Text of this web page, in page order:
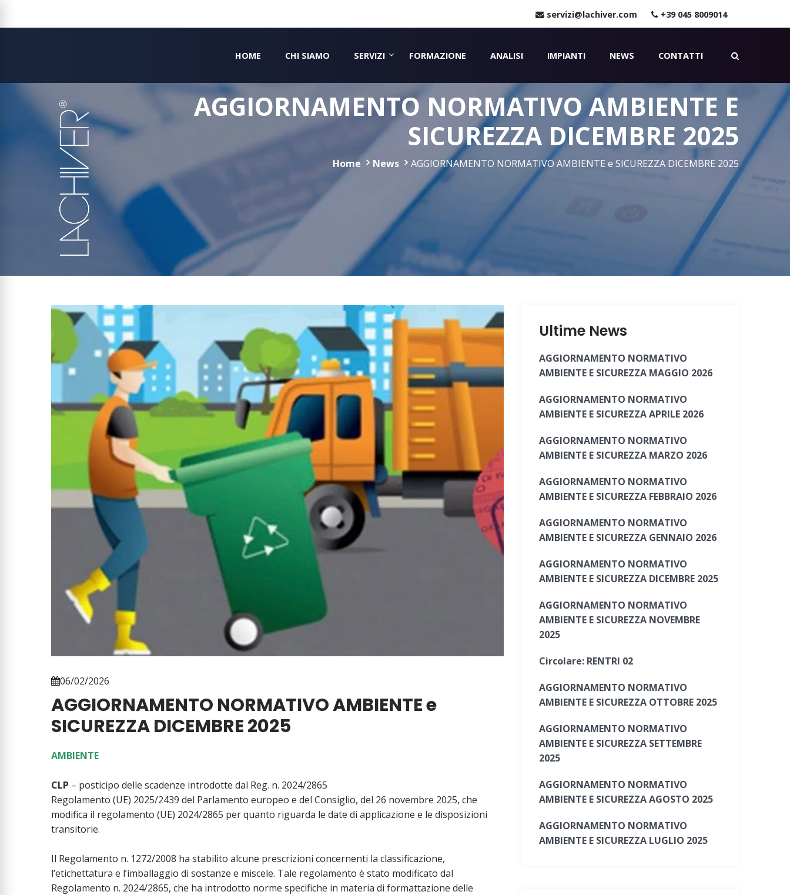
servizi@lachiver.com +39 045 8009014
HOME CHI SIAMO SERVIZI FORMAZIONE ANALISI IMPIANTI NEWS CONTATTI
AGGIORNAMENTO NORMATIVO AMBIENTE E
SICUREZZA DICEMBRE 2025
Home News AGGIORNAMENTO NORMATIVO AMBIENTE e SICUREZZA DICEMBRE 2025
06/02/2026
AGGIORNAMENTO NORMATIVO AMBIENTE e
SICUREZZA DICEMBRE 2025
AMBIENTE
CLP – posticipo delle scadenze introdotte dal Reg. n. 2024/2865
Regolamento (UE) 2025/2439 del Parlamento europeo e del Consiglio, del 26 novembre 2025, che
modifica il regolamento (UE) 2024/2865 per quanto riguarda le date di applicazione e le disposizioni
transitorie.
Il Regolamento n. 1272/2008 ha stabilito alcune prescrizioni concernenti la classificazione,
l’etichettatura e l’imballaggio di sostanze e miscele. Tale regolamento è stato modificato dal
Regolamento n. 2024/2865, che ha introdotto norme specifiche in materia di formattazione delle
Ultime News
AGGIORNAMENTO NORMATIVO
AMBIENTE E SICUREZZA MAGGIO 2026
AGGIORNAMENTO NORMATIVO
AMBIENTE E SICUREZZA APRILE 2026
AGGIORNAMENTO NORMATIVO
AMBIENTE E SICUREZZA MARZO 2026
AGGIORNAMENTO NORMATIVO
AMBIENTE E SICUREZZA FEBBRAIO 2026
AGGIORNAMENTO NORMATIVO
AMBIENTE E SICUREZZA GENNAIO 2026
AGGIORNAMENTO NORMATIVO
AMBIENTE E SICUREZZA DICEMBRE 2025
AGGIORNAMENTO NORMATIVO
AMBIENTE E SICUREZZA NOVEMBRE
2025
Circolare: RENTRI 02
AGGIORNAMENTO NORMATIVO
AMBIENTE E SICUREZZA OTTOBRE 2025
AGGIORNAMENTO NORMATIVO
AMBIENTE E SICUREZZA SETTEMBRE
2025
AGGIORNAMENTO NORMATIVO
AMBIENTE E SICUREZZA AGOSTO 2025
AGGIORNAMENTO NORMATIVO
AMBIENTE E SICUREZZA LUGLIO 2025